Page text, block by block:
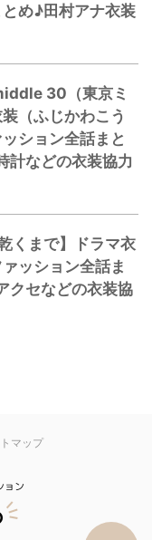
め♪田村アナ衣装
30（東京ミ
（ふじかわこう
ション全話まと
計などの衣装協力
くまで】ドラマ衣
ッション全話ま
クセなどの衣装協
マップ